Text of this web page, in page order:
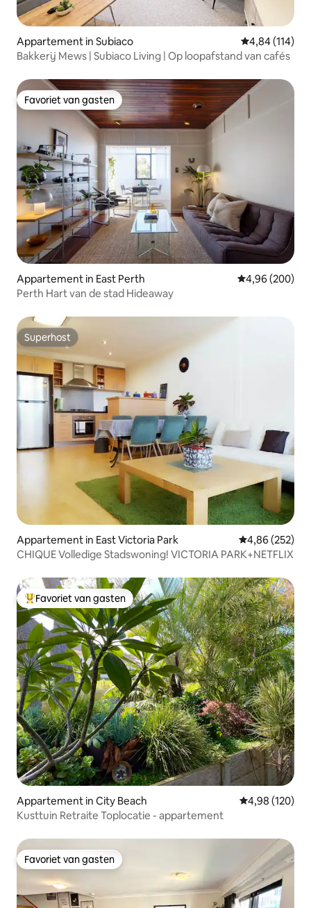
Appartement in Subiaco Gemiddelde
4,84 (114)
Bakkerij Mews | Subiaco Living | Op loopafstand van cafés
Favoriet van gasten
Favoriet van gasten
Appartement in East Perth Gemiddelde
4,96 (200)
Perth Hart van de stad Hideaway
Superhost
Superhost
Appartement in East Victoria Park Gemiddelde
4,86 (252)
CHIQUE Volledige Stadswoning! VICTORIA PARK+NETFLIX
Topfavoriet van gasten
Favoriet van gasten
Appartement in City Beach Gemiddelde
4,98 (120)
Kusttuin Retraite Toplocatie - appartement
Favoriet van gasten
Favoriet van gasten